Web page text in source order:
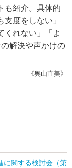
も紹介。具体的
度をしない」
くれない」「よ
解決や声かけの
《奥山直美》
に関する検討会（第